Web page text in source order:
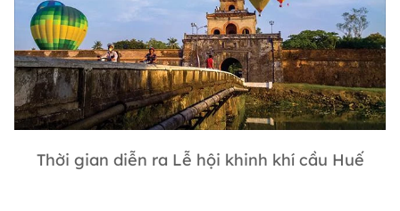
Thời gian diễn ra Lễ hội khinh khí cầu Huế